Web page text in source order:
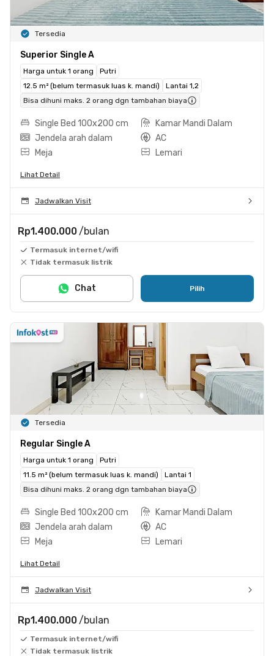
Tersedia
Superior Single A
Harga untuk 1 orang
Putri
12.5 m² (belum termasuk luas k. mandi)
Lantai 1,2
Bisa dihuni maks. 2 orang dgn tambahan biaya
Single Bed 100x200 cm
Kamar Mandi Dalam
Jendela arah dalam
AC
Meja
Lemari
Lihat Detail
Jadwalkan Visit
Rp1.400.000 /bulan
Termasuk internet/wifi
Tidak termasuk listrik
Pilih
Chat
Tersedia
Regular Single A
Harga untuk 1 orang
Putri
11.5 m² (belum termasuk luas k. mandi)
Lantai 1
Bisa dihuni maks. 2 orang dgn tambahan biaya
Single Bed 100x200 cm
Kamar Mandi Dalam
Jendela arah dalam
AC
Meja
Lemari
Lihat Detail
Jadwalkan Visit
Rp1.400.000 /bulan
Termasuk internet/wifi
Tidak termasuk listrik